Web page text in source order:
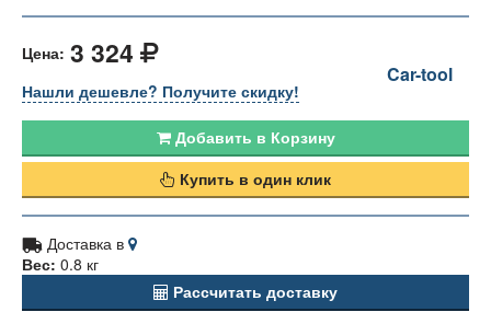
Цена: 3 324
Car-tool
Нашли дешевле? Получите скидку!
Добавить в Корзину
Купить в один клик
Доставка в
Вес: 0.8 кг
Рассчитать доставку